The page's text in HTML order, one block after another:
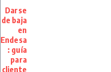
Darse
de baja
en
Endesa
: guía
para
cliente